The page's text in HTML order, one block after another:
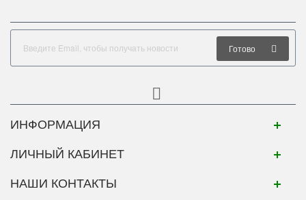
Готово
ИНФОРМАЦИЯ
ЛИЧНЫЙ КАБИНЕТ
НАШИ КОНТАКТЫ